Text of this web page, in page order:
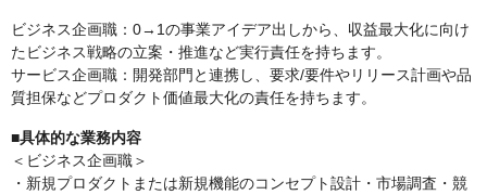
ビジネス企画職：0→1の事業アイデア出しから、収益最大化に向け
たビジネス戦略の立案・推進など実行責任を持ちます。
サービス企画職：開発部門と連携し、要求/要件やリリース計画や品
質担保などプロダクト価値最大化の責任を持ちます。
■具体的な業務内容
＜ビジネス企画職＞
・新規プロダクトまたは新規機能のコンセプト設計・市場調査・競